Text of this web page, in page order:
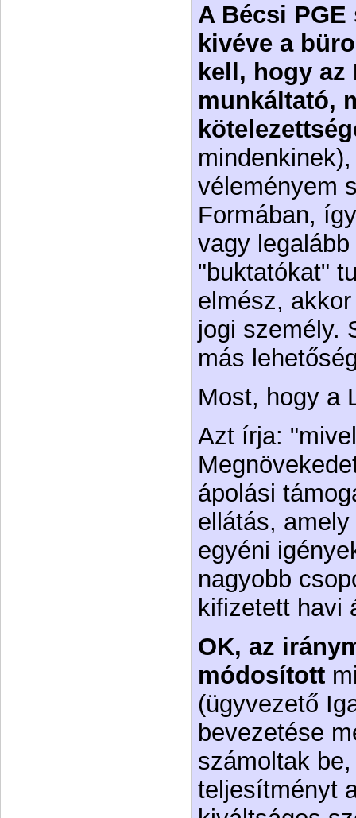
A Bécsi
kivéve a
kell, hogy az
munkáltató,
véleményem
Formában,
vagy
"buktatókat"
elmész,
jogi személy.
más
Most, hogy a
Azt írja:
ápolási
ellátás,
egyéni
nagyobb
kifizetett havi
OK, az
módosított
(ügyvezető
bevezetése
számoltak
teljesítményt